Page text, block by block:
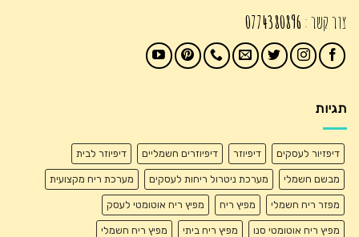
צור קשר : 0774380896
תגיות
דיפזיור לעסקים דיפיוזר דיפיוזרים חשמליים דיפיוזר לבית
מבשם חשמלי מערכת ניטרול ריחות לעסקים מערכת ריח מקצועית
מפזר ריח חשמלי מפיץ ריח מפיץ ריח אוטומטי לעסק
מפיץ ריח אוטומטי סנו מפיץ ריח ביתי מפיץ ריח חשמלי